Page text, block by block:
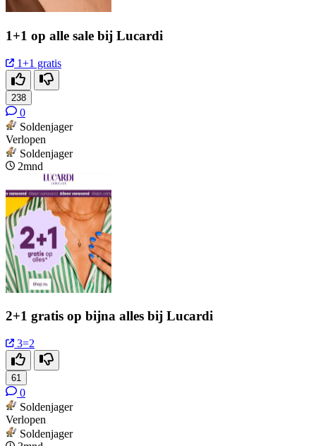
1+1 op alle sale bij Lucardi
1+1 gratis
238
0
Soldenjager
Verlopen
Soldenjager
2mnd
2+1 gratis op bijna alles bij Lucardi
3=2
61
0
Soldenjager
Verlopen
Soldenjager